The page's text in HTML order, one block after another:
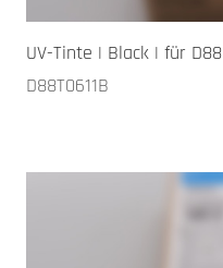
UV-Tinte | Black | für D88
D88T0611B